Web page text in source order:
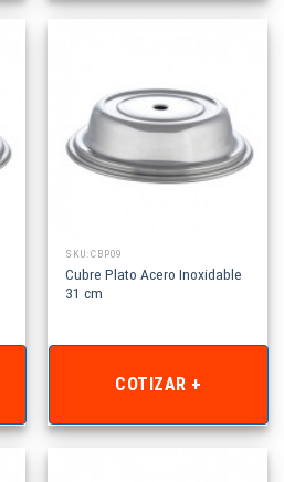
SKU: CBP09
Cubre Plato Acero Inoxidable
31 cm
COTIZAR +